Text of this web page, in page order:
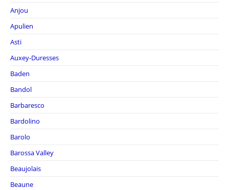
Anjou
Apulien
Asti
Auxey-Duresses
Baden
Bandol
Barbaresco
Bardolino
Barolo
Barossa Valley
Beaujolais
Beaune